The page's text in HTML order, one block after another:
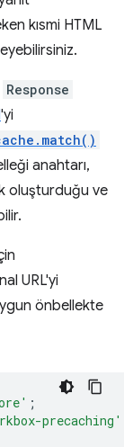
kısmi HTML
Response
'yi
anahtarı,
oluşturduğu ve
URL'yi
önbellekte
;
precaching'